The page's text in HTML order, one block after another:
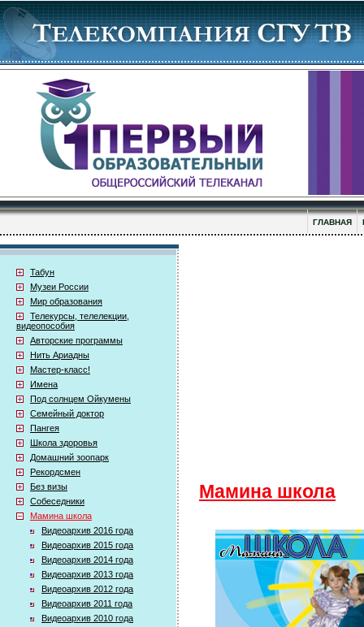
ГЛАВНАЯ
Табун
Музеи России
Мир образования
Телекурсы, телелекции,
видеопособия
Авторские программы
Нить Ариадны
Мастер-класс!
Имена
Под солнцем Ойкумены
Семейный доктор
Пангея
Школа здоровья
Домашний зоопарк
Рекордсмен
Без визы
Собеседники
Мамина школа
Видеоархив 2016 года
Видеоархив 2015 года
Видеоархив 2014 года
Видеоархив 2013 года
Видеоархив 2012 года
Видеоархив 2011 года
Видеоархив 2010 года
Мамина школа